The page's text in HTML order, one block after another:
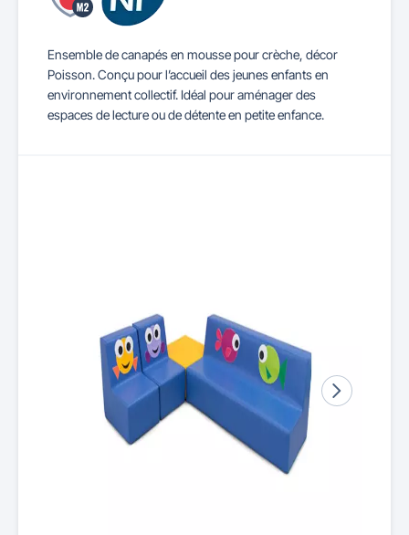
Ensemble de canapés en mousse pour crèche, décor
Poisson. Conçu pour l’accueil des jeunes enfants en
environnement collectif. Idéal pour aménager des
espaces de lecture ou de détente en petite enfance.